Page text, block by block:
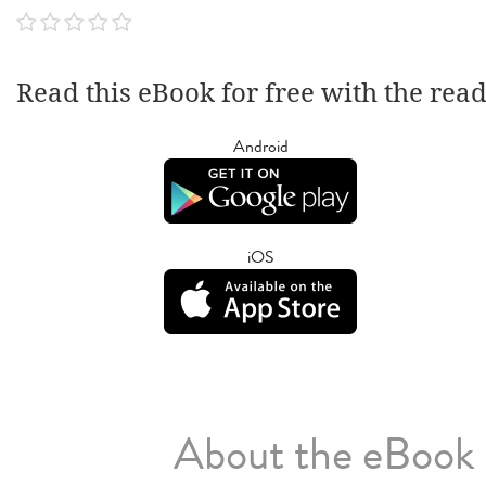
Read this eBook for free with the
Android
iOS
About the eBook